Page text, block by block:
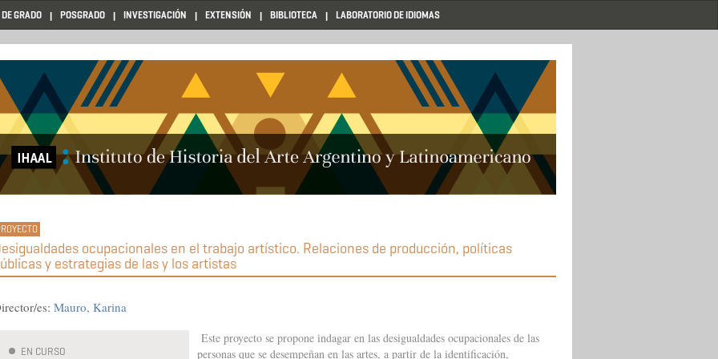
GRADO POSGRADO INVESTIGACIÓN EXTENSIÓN BIBLIOTECA LABORATORIO DE IDIOMAS
ocupacionales en el trabajo artístico. Relaciones de producción, políticas
y estrategias de las y los artistas
es: Mauro, Karina
Este proyecto se propone indagar en las desigualdades ocupacionales de las
personas que se desempeñan en las artes, a partir de la identificación,
EN CURSO